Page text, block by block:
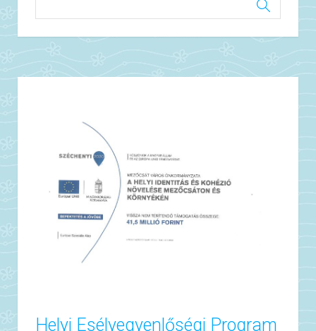
Helyi Esélyegyenlőségi Program